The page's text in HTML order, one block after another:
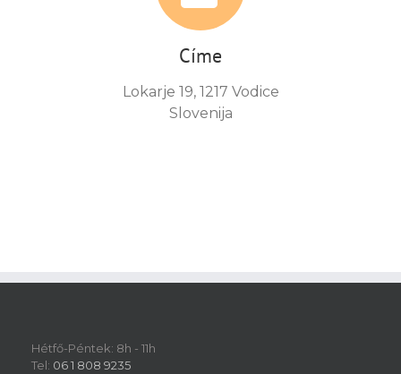
Címe
Lokarje 19, 1217 Vodice
Slovenija
Hétfő-Péntek: 8h - 11h
Tel: 06 1 808 9235